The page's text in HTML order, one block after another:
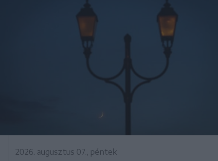
2026. augusztus 07., péntek